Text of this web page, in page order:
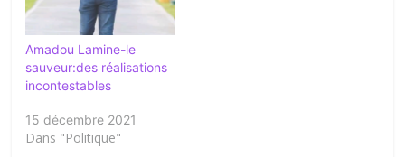
Amadou Lamine-le
sauveur:des réalisations
incontestables
15 décembre 2021
Dans "Politique"